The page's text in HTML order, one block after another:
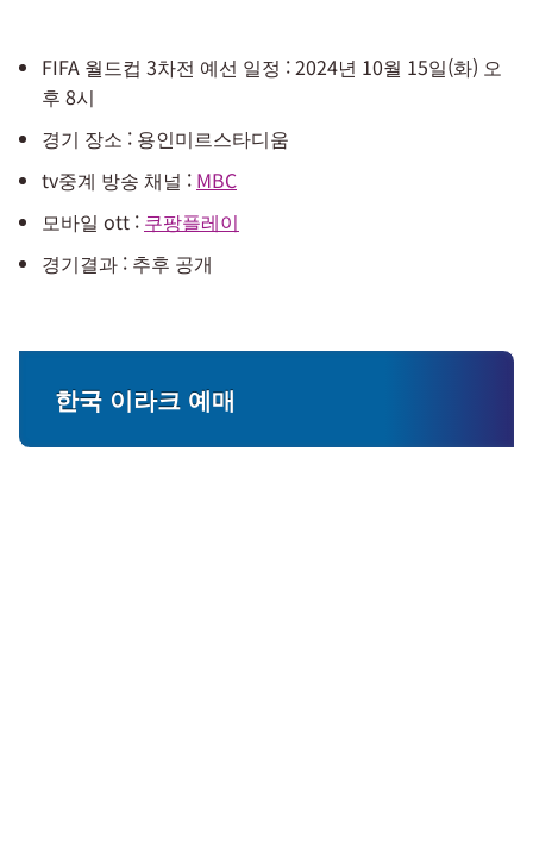
FIFA 월드컵 3차전 예선 일정 : 2024년 10월 15일(화) 오
후 8시
경기 장소 : 용인미르스타디움
tv중계 방송 채널 : MBC
모바일 ott : 쿠팡플레이
경기결과 : 추후 공개
한국 이라크 예매